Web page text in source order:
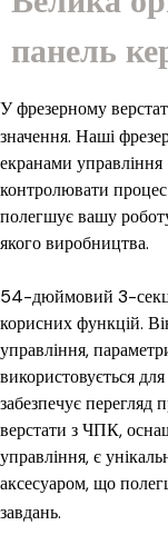
панель
У фрезерному
значення. Наші
екранами
контролювати
полегшує вашу
якого виробництва.
54-дюймовий 3-
корисних функцій.
управління,
використовується
забезпечує перегляд
верстати з ЧПК,
управління, є
аксесуаром, що
завдань.